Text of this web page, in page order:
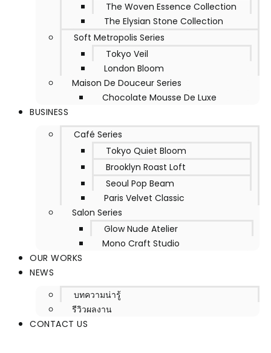
The Woven Essence Collection
The Elysian Stone Collection
Soft Metropolis Series
Tokyo Veil
London Bloom
Maison De Douceur Series
Chocolate Mousse De Luxe
BUSINESS
Café Series
Tokyo Quiet Bloom
Brooklyn Roast Loft
Seoul Pop Beam
Paris Velvet Classic
Salon Series
Glow Nude Atelier
Mono Craft Studio
OUR WORKS
NEWS
บทความน่ารู้
รีวิวผลงาน
CONTACT US